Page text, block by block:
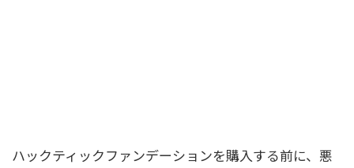
ハックティックファンデーションを購入する前に、悪